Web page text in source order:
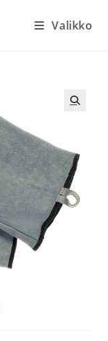
Valikko